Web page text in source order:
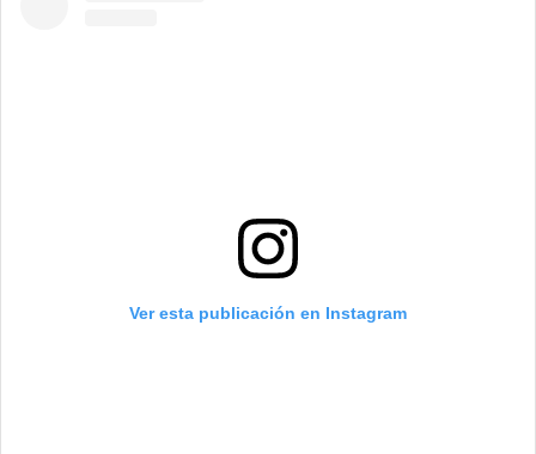
Ver esta publicación en Instagram